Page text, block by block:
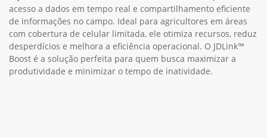
acesso a dados em tempo real e compartilhamento eficiente
de informações no campo. Ideal para agricultores em áreas
com cobertura de celular limitada, ele otimiza recursos, reduz
desperdícios e melhora a eficiência operacional. O JDLink™
Boost é a solução perfeita para quem busca maximizar a
produtividade e minimizar o tempo de inatividade.